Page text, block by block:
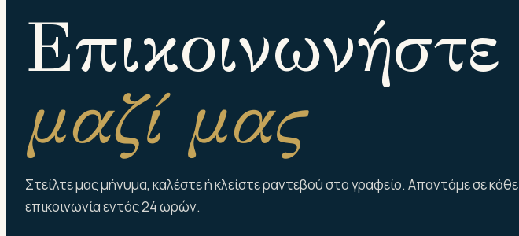
Επικοινωνήστε
μαζί μας
Στείλτε μας μήνυμα, καλέστε ή κλείστε ραντεβού στο γραφείο. Απαντάμε σε κάθε
επικοινωνία εντός 24 ωρών.